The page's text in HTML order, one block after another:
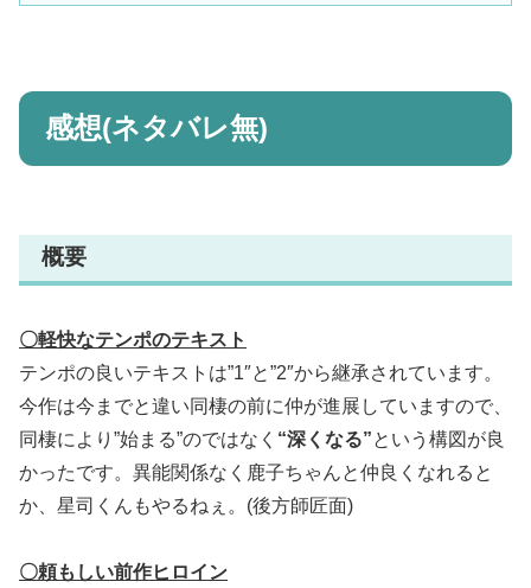
感想(ネタバレ無)
概要
〇軽快なテンポのテキスト
テンポの良いテキストは”1″と”2″から継承されています。
今作は今までと違い同棲の前に仲が進展していますので、
同棲により”始まる”のではなく “深くなる”という構図が良
かったです。異能関係なく鹿子ちゃんと仲良くなれると
か、星司くんもやるねぇ。(後方師匠面)
〇頼もしい前作ヒロイン